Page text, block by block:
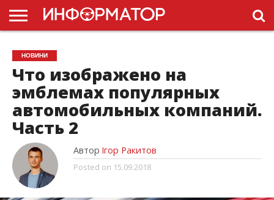
ГОЛОВНА
НОВИНИ
ПДР
УКРАЇНИ
РЕКЛАМА
ПРОЕКТЫ
НОВИНИ
Что изображено на
эмблемах популярных
автомобильных компаний.
Часть 2
Автор Ігор Ракитов
Posted on 15.09.2018